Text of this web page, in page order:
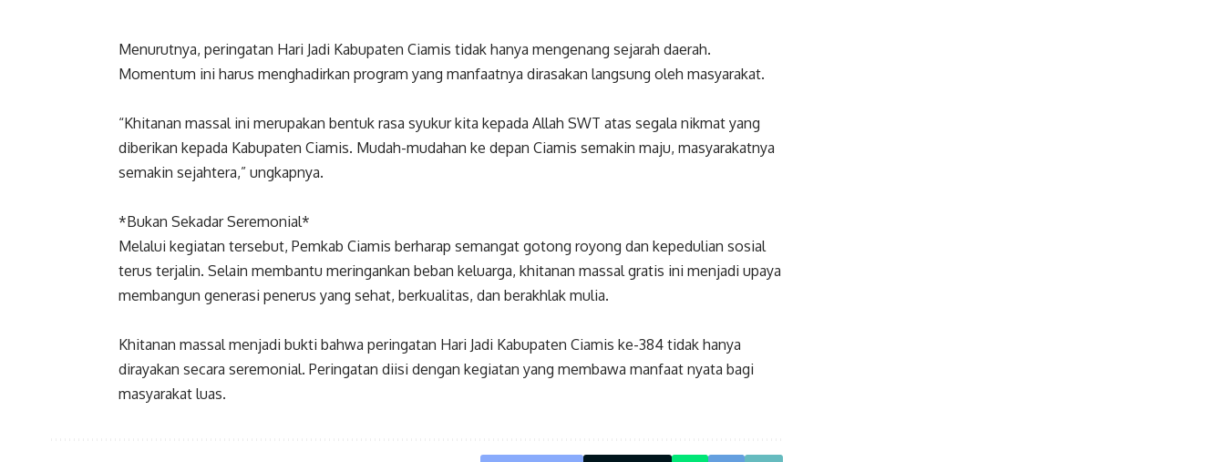
Menurutnya, peringatan Hari Jadi Kabupaten Ciamis tidak hanya mengenang sejarah daerah.
Momentum ini harus menghadirkan program yang manfaatnya dirasakan langsung oleh masyarakat.
“Khitanan massal ini merupakan bentuk rasa syukur kita kepada Allah SWT atas segala nikmat yang
diberikan kepada Kabupaten Ciamis. Mudah-mudahan ke depan Ciamis semakin maju, masyarakatnya
semakin sejahtera,” ungkapnya.
*Bukan Sekadar Seremonial*
Melalui kegiatan tersebut, Pemkab Ciamis berharap semangat gotong royong dan kepedulian sosial
terus terjalin. Selain membantu meringankan beban keluarga, khitanan massal gratis ini menjadi upaya
membangun generasi penerus yang sehat, berkualitas, dan berakhlak mulia.
Khitanan massal menjadi bukti bahwa peringatan Hari Jadi Kabupaten Ciamis ke-384 tidak hanya
dirayakan secara seremonial. Peringatan diisi dengan kegiatan yang membawa manfaat nyata bagi
masyarakat luas.